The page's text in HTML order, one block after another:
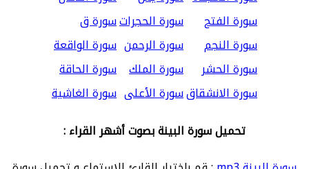
سورة الفتح
سورة الحجراتسورة ق
سورة النجم
سورة الرحمن سورة الواقعة
سورة الحشر
سورة الملك سورة الحاقة
سورة الانشقاقسورة الأعلى سورة الغاشية
تحميل سورة البينة بصوت أشهر القراء :